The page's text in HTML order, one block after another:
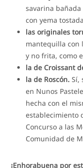
savarina
con yema
las originales
mantequilla con
y no frita, como
la de Croissant
la de Roscón. Sí,
en Nunos
hecha con el
establecimiento
Concurso a las
Comunidad de
¡Enhorabuena por